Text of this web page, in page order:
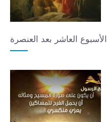
الأسبوع العاشر بعد العنصرة